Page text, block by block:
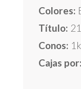
Colores:
Título:
Conos:
Cajas por: